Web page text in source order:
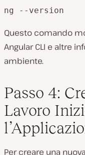
ng --version
Questo comando
Angular CLI e altre
ambiente.
Passo 4:
Lavoro
Per creare una